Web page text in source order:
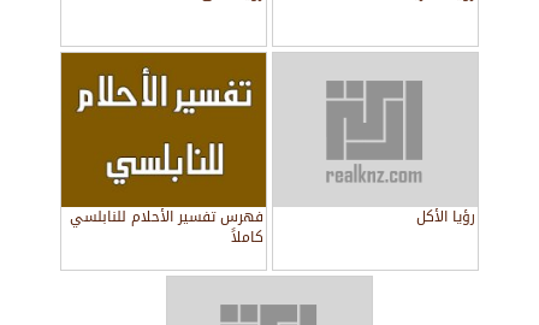
رؤيا الأكل فهرس تفسير الأحلام للنابلسي
كاملاً